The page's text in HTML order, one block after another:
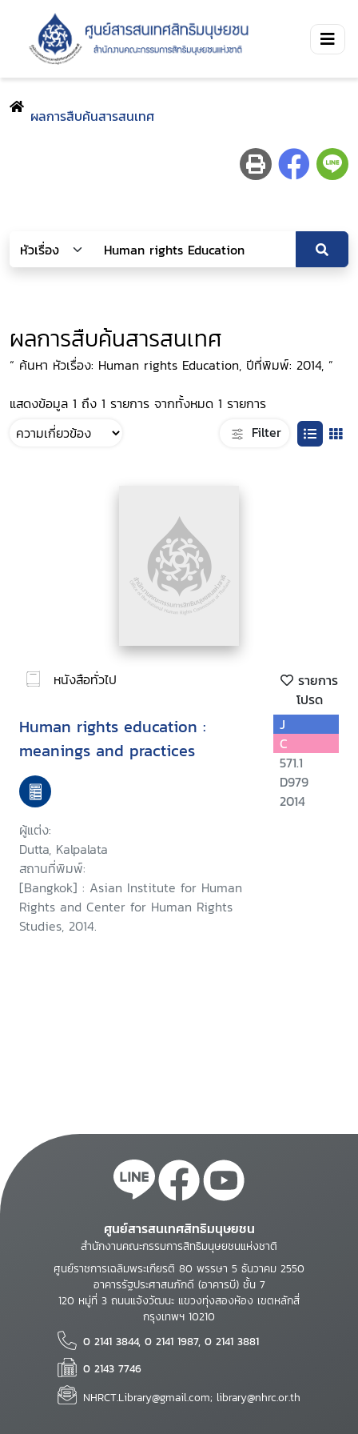
ผลการสืบค้นสารสนเทศ
ผลการสืบค้นสารสนเทศ
“ ค้นหา หัวเรื่อง: Human rights Education, ปีที่พิมพ์: 2014, ”
แสดงข้อมูล 1 ถึง 1 รายการ จากทั้งหมด 1 รายการ
Filter
หนังสือทั่วไป
รายการ
โปรด
Human rights education :
meanings and practices
ผู้แต่ง:
Dutta, Kalpalata
สถานที่พิมพ์:
[Bangkok] : Asian Institute for Human
Rights and Center for Human Rights
Studies, 2014.
J
C
571.1
D979
2014
ศูนย์สารสนเทศสิทธิมนุษยชน
สำนักงานคณะกรรมการสิทธิมนุษยชนแห่งชาติ
ศูนย์ราชการเฉลิมพระเกียรติ 80 พรรษา 5 ธันวาคม 2550
อาคารรัฐประศาสนภักดี (อาคารบี) ชั้น 7
120 หมู่ที่ 3 ถนนแจ้งวัฒนะ แขวงทุ่งสองห้อง เขตหลักสี่
กรุงเทพฯ 10210
0 2141 3844, 0 2141 1987, 0 2141 3881
0 2143 7746
NHRCT.Library@gmail.com; library@nhrc.or.th